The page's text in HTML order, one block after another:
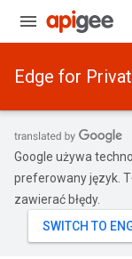
Edge for
Google używa
preferowany język.
zawierać błędy.